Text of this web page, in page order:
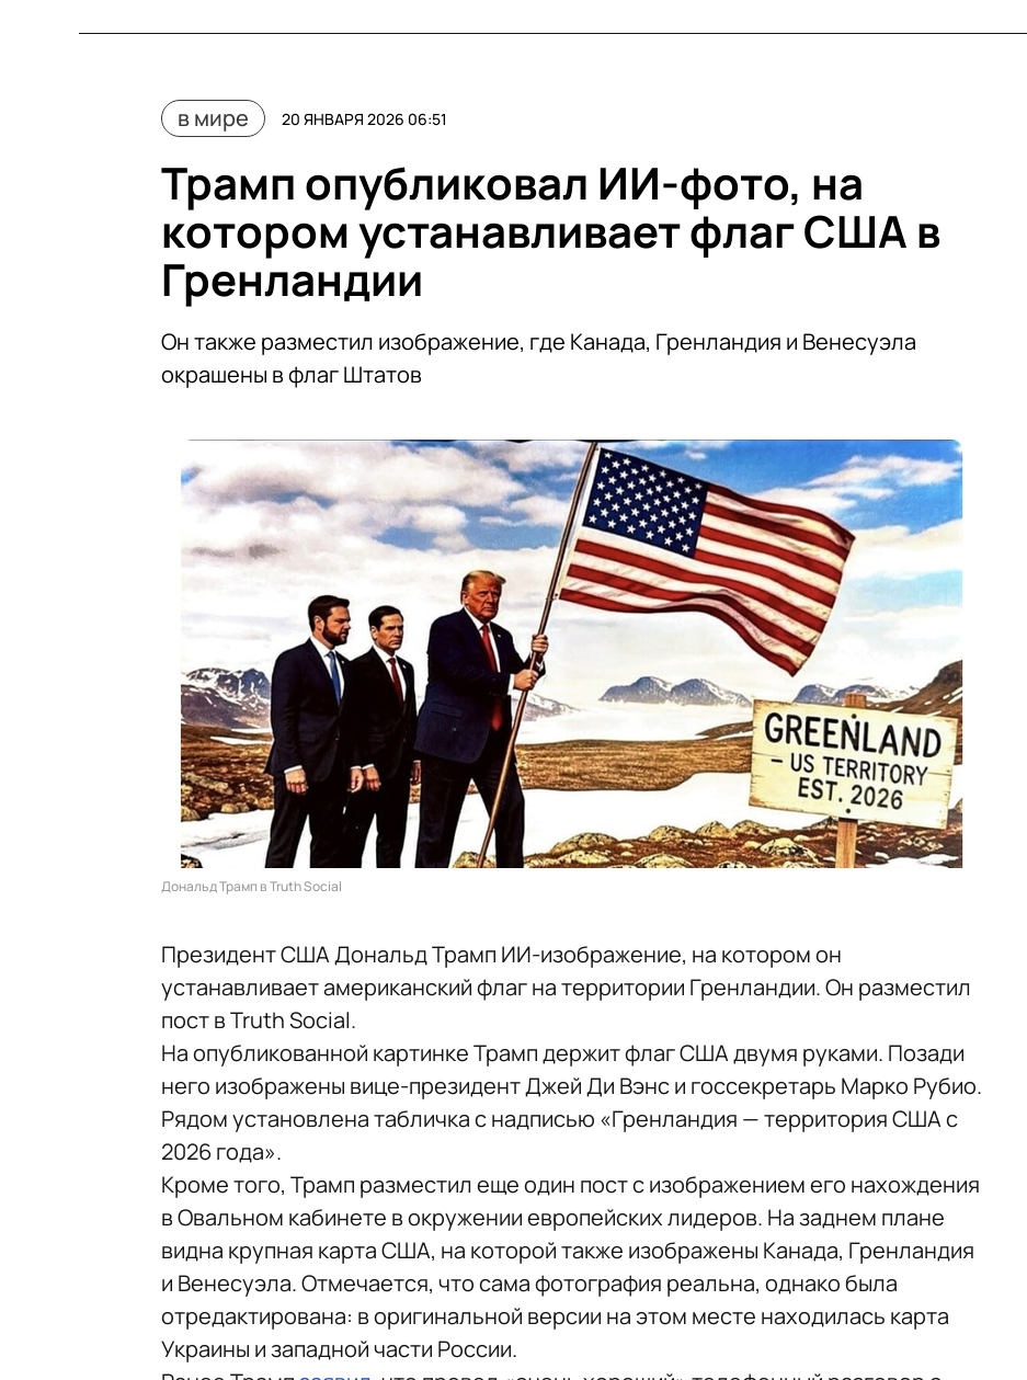
в мире 20 ЯНВАРЯ 2026 06:51
Трамп опубликовал ИИ-фото, на
котором устанавливает флаг США в
Гренландии
Он также разместил изображение, где Канада, Гренландия и Венесуэла
окрашены в флаг Штатов
Дональд Трамп в Truth Social
Президент США Дональд Трамп ИИ-изображение, на котором он
устанавливает американский флаг на территории Гренландии. Он разместил
пост в Truth Social.
На опубликованной картинке Трамп держит флаг США двумя руками. Позади
него изображены вице-президент Джей Ди Вэнс и госсекретарь Марко Рубио.
Рядом установлена табличка с надписью «Гренландия — территория США с
2026 года».
Кроме того, Трамп разместил еще один пост с изображением его нахождения
в Овальном кабинете в окружении европейских лидеров. На заднем плане
видна крупная карта США, на которой также изображены Канада, Гренландия
и Венесуэла. Отмечается, что сама фотография реальна, однако была
отредактирована: в оригинальной версии на этом месте находилась карта
Украины и западной части России.